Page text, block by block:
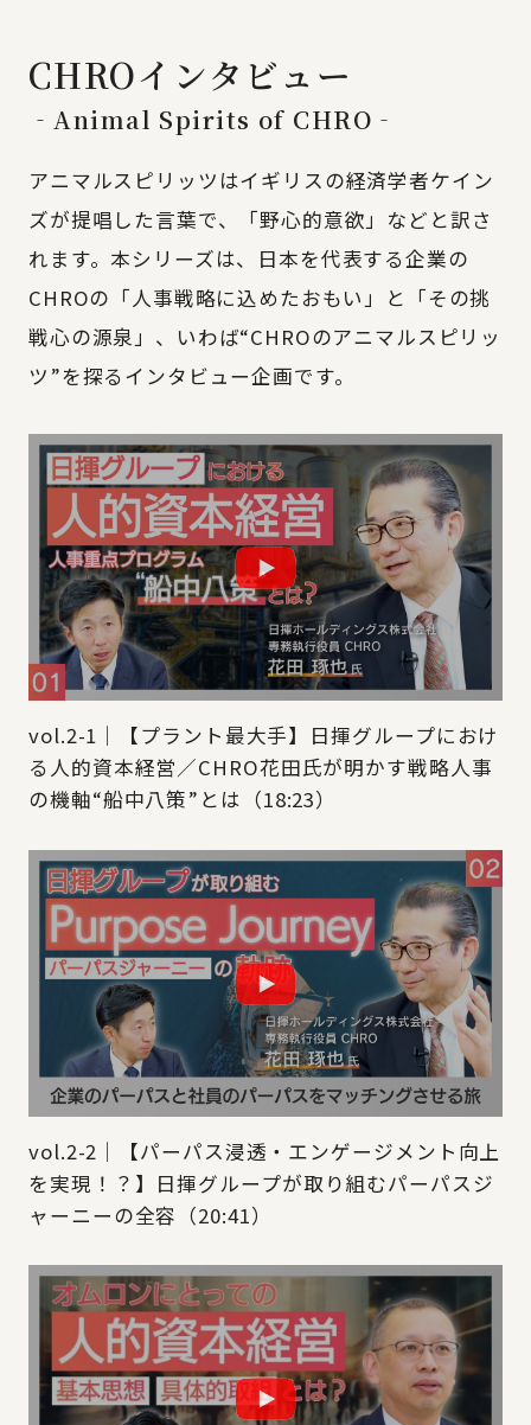
CHROインタビュー
‐Animal Spirits of CHRO‐
アニマルスピリッツはイギリスの経済学者ケイン
ズが提唱した言葉で、「野心的意欲」などと訳さ
れます。本シリーズは、日本を代表する企業の
CHROの「人事戦略に込めたおもい」と「その挑
戦心の源泉」、いわば“CHROのアニマルスピリッ
ツ”を探るインタビュー企画です。
vol.2-1｜【プラント最大手】日揮グループにおけ
る人的資本経営／CHRO花田氏が明かす戦略人事
の機軸“船中八策”とは（18:23）
vol.2-2｜【パーパス浸透・エンゲージメント向上
を実現！？】日揮グループが取り組むパーパスジ
ャーニーの全容（20:41）